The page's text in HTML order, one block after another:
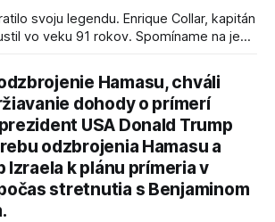
svoju legendu. Enrique Collar, kapitán
vo veku 91 rokov. Spomíname na jeho
Hamasu, chváli
dohody o prímerí
USA Donald Trump
odzbrojenia Hamasu a
k plánu prímeria v
stretnutia s Benjaminom